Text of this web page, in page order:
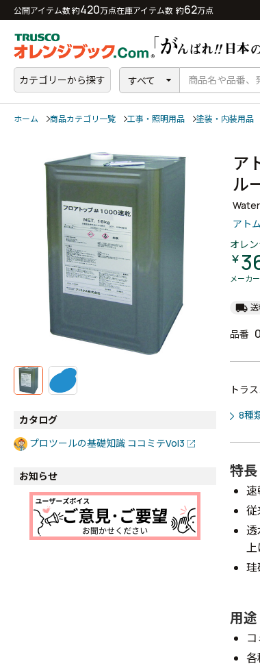
公開アイテム数 約420万点在庫アイテム数 約62万点
カテゴリーから探す すべて
ホーム 商品カテゴリ一覧 工事・照明用品 塗装・内装用品
カタログ
プロツールの基礎知識 ココミテVol3
お知らせ
ア
ル
アト
オレ
￥
メーカ
local_shipping
品番
トラ
8種
特長
速
従
透
上
珪
用途
各